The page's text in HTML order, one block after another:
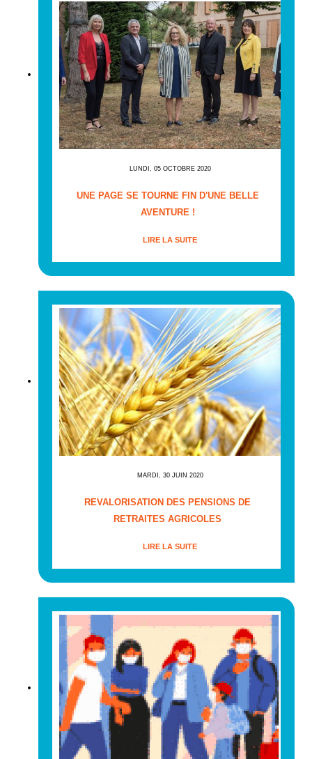
LUNDI, 05 OCTOBRE 2020
UNE PAGE SE TOURNE FIN D'UNE BELLE
AVENTURE !
LIRE LA SUITE
MARDI, 30 JUIN 2020
REVALORISATION DES PENSIONS DE
RETRAITES AGRICOLES
LIRE LA SUITE